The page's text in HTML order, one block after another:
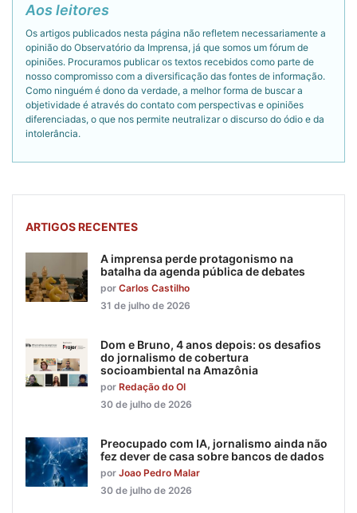
Aos leitores
Os artigos publicados nesta página não refletem necessariamente a
opinião do Observatório da Imprensa, já que somos um fórum de
opiniões. Procuramos publicar os textos recebidos como parte de
nosso compromisso com a diversificação das fontes de informação.
Como ninguém é dono da verdade, a melhor forma de buscar a
objetividade é através do contato com perspectivas e opiniões
diferenciadas, o que nos permite neutralizar o discurso do ódio e da
intolerância.
ARTIGOS RECENTES
A imprensa perde protagonismo na
batalha da agenda pública de debates
por Carlos Castilho
31 de julho de 2026
Dom e Bruno, 4 anos depois: os desafios
do jornalismo de cobertura
socioambiental na Amazônia
por Redação do OI
30 de julho de 2026
Preocupado com IA, jornalismo ainda não
fez dever de casa sobre bancos de dados
por Joao Pedro Malar
30 de julho de 2026